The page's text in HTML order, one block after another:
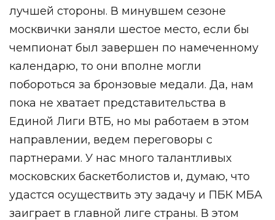
лучшей стороны. В минувшем сезоне
москвички заняли шестое место, если бы
чемпионат был завершен по намеченному
календарю, то они вполне могли
побороться за бронзовые медали. Да, нам
пока не хватает представительства в
Единой Лиги ВТБ, но мы работаем в этом
направлении, ведем переговоры с
партнерами. У нас много талантливых
московских баскетболистов и, думаю, что
удастся осуществить эту задачу и ПБК МБА
заиграет в главной лиге страны. В этом